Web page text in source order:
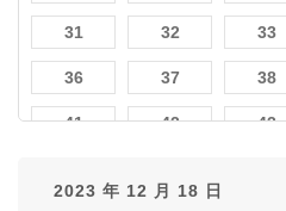
31 32 33
36 37 38
41 42 43
2023 年 12 月 18 日